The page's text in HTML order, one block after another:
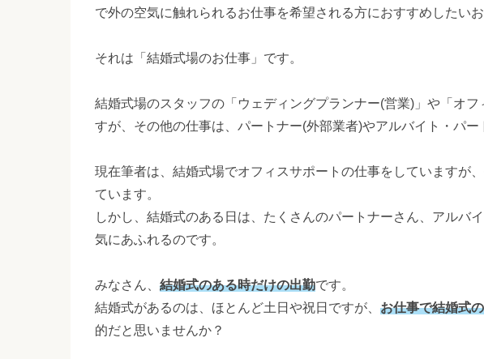
で外の空気に触れられるお仕事を希望される方におすすめしたいお
それは「結婚式場のお仕事」です。
結婚式場のスタッフの「ウェディングプランナー(営業)」や「オ
すが、その他の仕事は、パートナー(外部業者)やアルバイト・パー
現在筆者は、結婚式場でオフィスサポートの仕事をしていますが
ています。
しかし、結婚式のある日は、たくさんのパートナーさん、アルバ
気にあふれるのです。
みなさん、 結婚式のある時だけの出勤です。
結婚式があるのは、ほとんど土日や祝日ですが、 お仕事で結婚式
的だと思いませんか？